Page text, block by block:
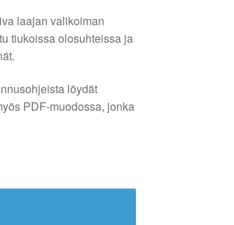
laajan valikoiman
tiukoissa olosuhteissa ja
löydät
PDF-muodossa, jonka